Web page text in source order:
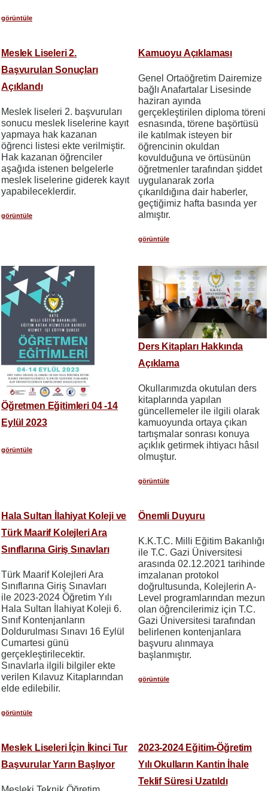
görüntüle
Meslek Liseleri 2.
Başvuruları Sonuçları
Açıklandı
Meslek liseleri 2. başvuruları
sonucu meslek liselerine kayıt
yapmaya hak kazanan
öğrenci listesi ekte verilmiştir.
Hak kazanan öğrenciler
aşağıda istenen belgelerle
meslek liselerine giderek kayıt
yapabileceklerdir.
görüntüle
Kamuoyu Açıklaması
Genel Ortaöğretim Dairemize
bağlı Anafartalar Lisesinde
haziran ayında
gerçekleştirilen diploma töreni
esnasında, törene başörtüsü
ile katılmak isteyen bir
öğrencinin okuldan
kovulduğuna ve örtüsünün
öğretmenler tarafından şiddet
uygulanarak zorla
çıkarıldığına dair haberler,
geçtiğimiz hafta basında yer
almıştır.
görüntüle
Öğretmen Eğitimleri 04 -14
Eylül 2023
görüntüle
Ders Kitapları Hakkında
Açıklama
Okullarımızda okutulan ders
kitaplarında yapılan
güncellemeler ile ilgili olarak
kamuoyunda ortaya çıkan
tartışmalar sonrası konuya
açıklık getirmek ihtiyacı hâsıl
olmuştur.
görüntüle
Hala Sultan İlahiyat Koleji ve
Türk Maarif Kolejleri Ara
Sınıflarına Giriş Sınavları
Türk Maarif Kolejleri Ara
Sınıflarına Giriş Sınavları
ile 2023-2024 Öğretim Yılı
Hala Sultan İlahiyat Koleji 6.
Sınıf Kontenjanların
Doldurulması Sınavı 16 Eylül
Cumartesi günü
gerçekleştirilecektir.
Sınavlarla ilgili bilgiler ekte
verilen Kılavuz Kitaplarından
elde edilebilir.
görüntüle
Önemli Duyuru
K.K.T.C. Milli Eğitim Bakanlığı
ile T.C. Gazi Üniversitesi
arasında 02.12.2021 tarihinde
imzalanan protokol
doğrultusunda, Kolejlerin A-
Level programlarından mezun
olan öĝrencilerimiz için T.C.
Gazi Üniversitesi tarafından
belirlenen kontenjanlara
başvuru alınmaya
başlanmıştır.
görüntüle
Meslek Liseleri İçin İkinci Tur
Başvurular Yarın Başlıyor
2023-2024 Eğitim-Öğretim
Yılı Okulların Kantin İhale
Teklif Süresi Uzatıldı